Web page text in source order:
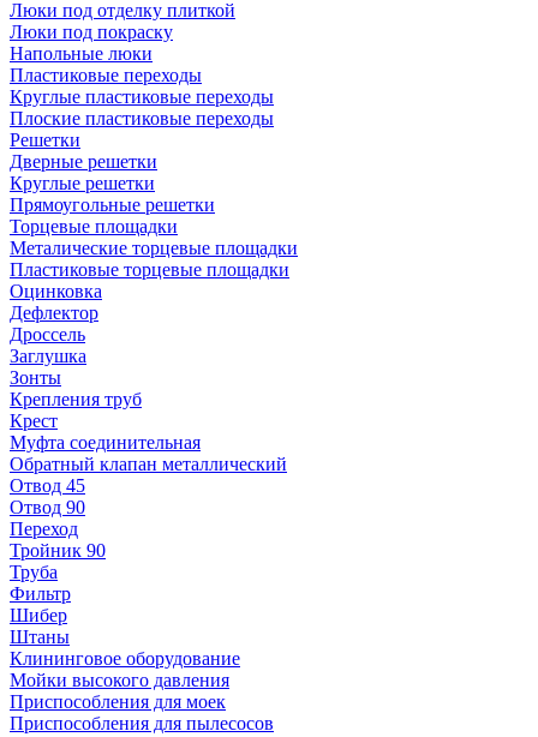
Люки под отделку плиткой
Люки под покраску
Напольные люки
Пластиковые переходы
Круглые пластиковые переходы
Плоские пластиковые переходы
Решетки
Дверные решетки
Круглые решетки
Прямоугольные решетки
Торцевые площадки
Металические торцевые площадки
Пластиковые торцевые площадки
Оцинковка
Дефлектор
Дроссель
Заглушка
Зонты
Крепления труб
Крест
Муфта соединительная
Обратный клапан металлический
Отвод 45
Отвод 90
Переход
Тройник 90
Труба
Фильтр
Шибер
Штаны
Клининговое оборудование
Мойки высокого давления
Приспособления для моек
Приспособления для пылесосов